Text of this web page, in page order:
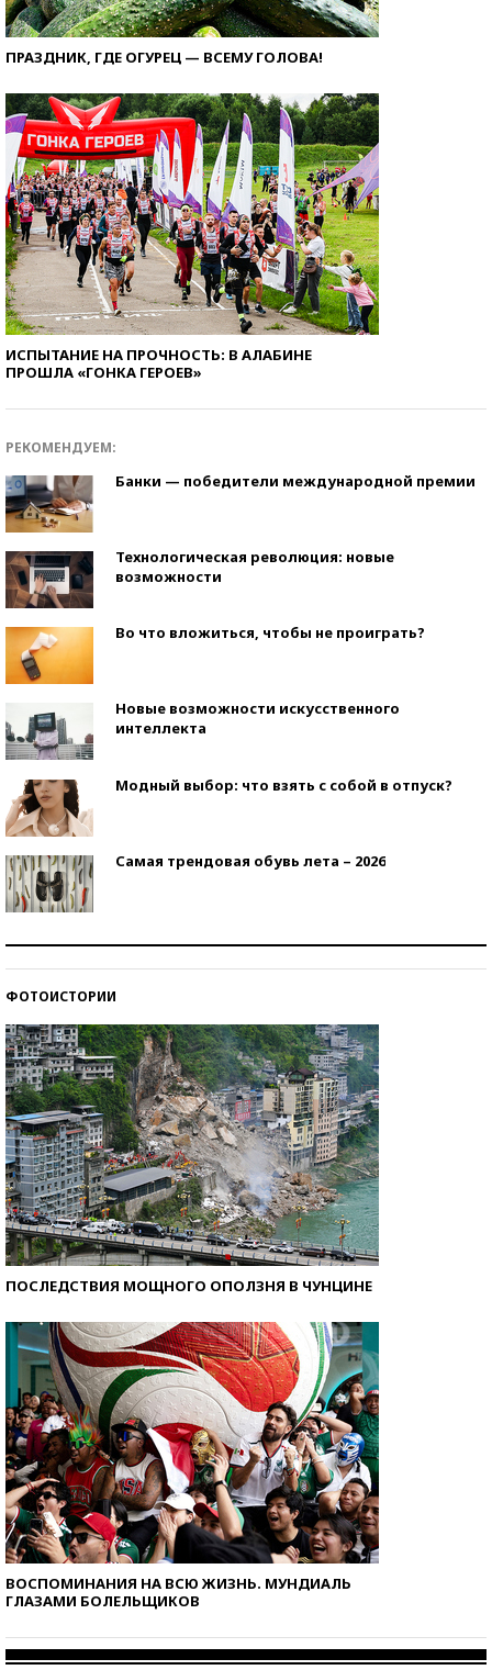
ПРАЗДНИК, ГДЕ ОГУРЕЦ — ВСЕМУ ГОЛОВА!
ИСПЫТАНИЕ НА ПРОЧНОСТЬ: В АЛАБИНЕ
ПРОШЛА «ГОНКА ГЕРОЕВ»
РЕКОМЕНДУЕМ:
Банки — победители международной премии
Технологическая революция: новые
возможности
Во что вложиться, чтобы не проиграть?
Новые возможности искусственного
интеллекта
Модный выбор: что взять с собой в отпуск?
Самая трендовая обувь лета – 2026
ФОТОИСТОРИИ
ПОСЛЕДСТВИЯ МОЩНОГО ОПОЛЗНЯ В ЧУНЦИНЕ
ВОСПОМИНАНИЯ НА ВСЮ ЖИЗНЬ. МУНДИАЛЬ
ГЛАЗАМИ БОЛЕЛЬЩИКОВ